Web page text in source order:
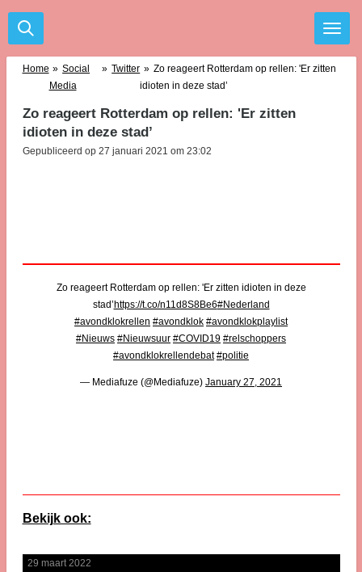
Ga
direct
hoofdinhoud
Home » Social
Media
» Twitter » Zo reageert Rotterdam op rellen: 'Er zitten
idioten in deze stad’
Zo reageert Rotterdam op rellen: 'Er zitten
idioten in deze stad’
Gepubliceerd op 27 januari 2021 om 23:02
Zo reageert Rotterdam op rellen: 'Er zitten idioten in deze
stad’https://t.co/n11d8S8Be6#Nederland
#avondklokrellen #avondklok #avondklokplaylist
#Nieuws #Nieuwsuur #COVID19 #relschoppers
#avondklokrellendebat #politie
— Mediafuze (@Mediafuze) January 27, 2021
Bekijk ook:
29 maart 2022